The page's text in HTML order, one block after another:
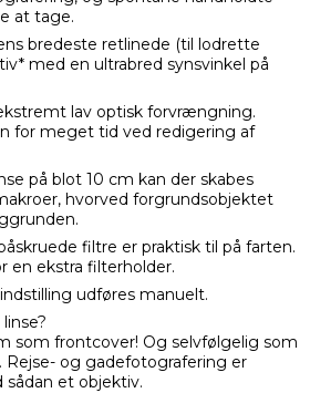
at tage.
bredeste retlinede (til lodrette
med en ultrabred synsvinkel på
lav optisk forvrængning.
for meget tid ved redigering af
på blot 10 cm kan der skabes
hvorved forgrundsobjektet
filtre er praktisk til på farten.
en ekstra filterholder.
udføres manuelt.
som frontcover! Og selvfølgelig som
Rejse- og gadefotografering er
et objektiv.